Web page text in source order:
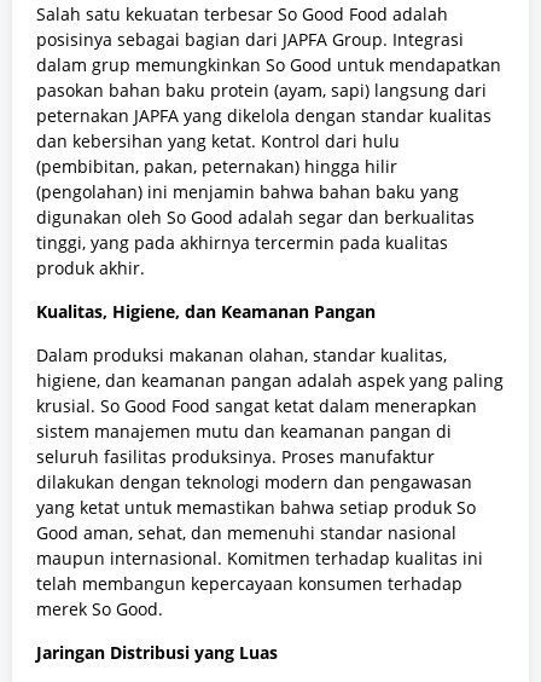
Salah satu kekuatan terbesar So Good Food adalah
posisinya sebagai bagian dari JAPFA Group. Integrasi
dalam grup memungkinkan So Good untuk mendapatkan
pasokan bahan baku protein (ayam, sapi) langsung dari
peternakan JAPFA yang dikelola dengan standar kualitas
dan kebersihan yang ketat. Kontrol dari hulu
(pembibitan, pakan, peternakan) hingga hilir
(pengolahan) ini menjamin bahwa bahan baku yang
digunakan oleh So Good adalah segar dan berkualitas
tinggi, yang pada akhirnya tercermin pada kualitas
produk akhir.
Kualitas, Higiene, dan Keamanan Pangan
Dalam produksi makanan olahan, standar kualitas,
higiene, dan keamanan pangan adalah aspek yang paling
krusial. So Good Food sangat ketat dalam menerapkan
sistem manajemen mutu dan keamanan pangan di
seluruh fasilitas produksinya. Proses manufaktur
dilakukan dengan teknologi modern dan pengawasan
yang ketat untuk memastikan bahwa setiap produk So
Good aman, sehat, dan memenuhi standar nasional
maupun internasional. Komitmen terhadap kualitas ini
telah membangun kepercayaan konsumen terhadap
merek So Good.
Jaringan Distribusi yang Luas